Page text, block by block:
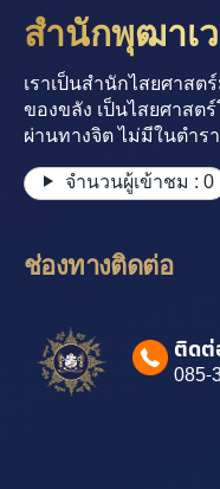
สำนักพุฒาเ
เราเป็นสำนักไสยศาสต
ของขลัง เป็นไสยศาสต
ผ่านทางจิต ไม่มีในตำร
จำนวนผู้เข้าชม : 0
ช่องทางติดต่อ
ติดต่
085-